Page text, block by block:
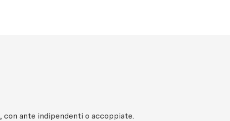
, con ante indipendenti o accoppiate.